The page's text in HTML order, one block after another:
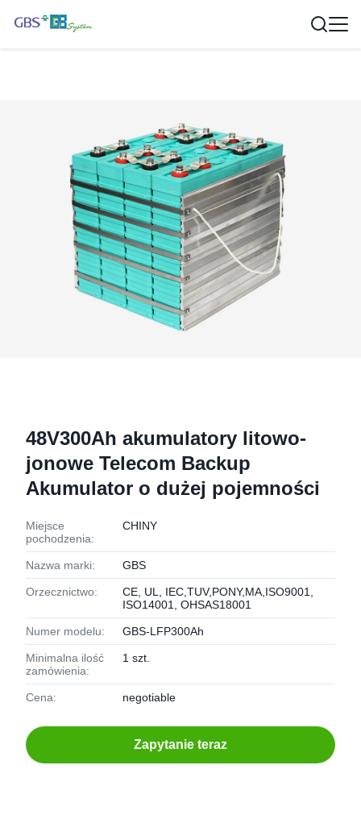
48V300Ah akumulatory litowo-
jonowe Telecom Backup
Akumulator o dużej pojemności
Miejsce
pochodzenia:
CHINY
Nazwa marki: GBS
Orzecznictwo:
CE, UL, IEC,TUV,PONY,MA,ISO9001,
ISO14001, OHSAS18001
Numer modelu: GBS-LFP300Ah
Minimalna ilość
zamówienia:
1 szt.
Cena: negotiable
Zapytanie teraz